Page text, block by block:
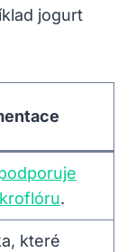
jogurt
.
které